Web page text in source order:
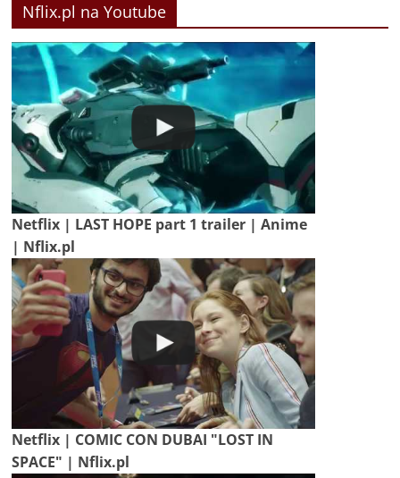
Nflix.pl na Youtube
Netflix | LAST HOPE part 1 trailer | Anime
| Nflix.pl
Netflix | COMIC CON DUBAI "LOST IN
SPACE" | Nflix.pl